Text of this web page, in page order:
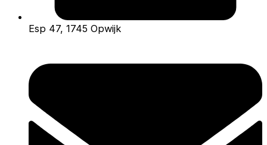
Esp 47, 1745 Opwijk